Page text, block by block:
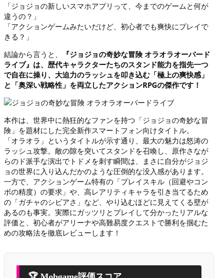
「ジョジョの新しいスマホアプリって、今までのゲームと何が
違うの？」
「アクションゲームみたいだけど、初心者でも爽快にプレイで
きる？」
結論から言うと、
『ジョジョの奇妙な冒険 オラオラオーバード
ライブ』は、歴代キャラクターたちのスタンド能力を指先一つ
で自在に操り、大迫力のラッシュを叩き込む「極上の爽快感」
と「奥深い戦略性」を両立したアクションRPGの傑作です！
本作は、世界中に熱狂的なファンを持つ「ジョジョの奇妙な冒
険」を題材にした完全新作スマートフォン向けタイトル。
「オラオラ」というタイトルが示す通り、最大の魅力は怒涛の
ラッシュ攻撃。敵の隙を突いてスタンドを召喚し、原作さなが
らのド派手な演出でトドメを刺す瞬間は、まさに自分がジョジ
ョの世界に入り込んだかのような圧倒的な没入感があります。
一方で、アクションゲーム特有の「プレイスキル（回避やコン
ボの精度）の要求」や、高レアリティキャラを引き当てるため
の「ガチャのシビアさ」など、やり込むほどに見えてくる壁が
あるのも事実。実際にガッツリとプレイして分かったリアルな
評価と、初心者がアリーナや高難易度クエストで勝利を掴むた
めの攻略法を徹底レビューします！